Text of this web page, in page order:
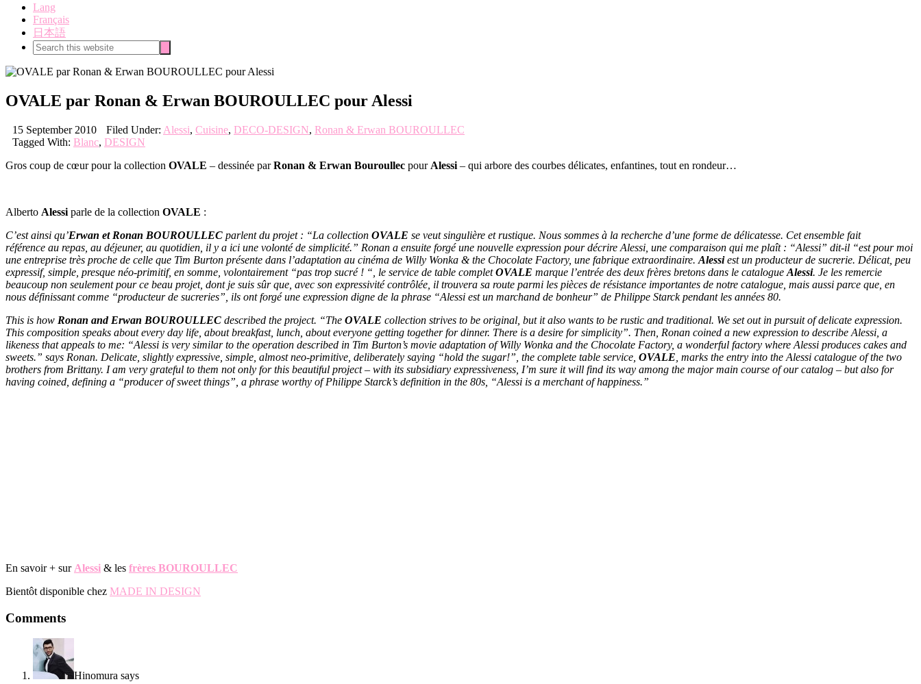
Lang
Français
日本語
Search
this
website
OVALE par Ronan & Erwan BOUROULLEC pour Alessi
15 September 2010 Filed Under: Alessi, Cuisine, DECO-DESIGN, Ronan & Erwan BOUROULLEC
Tagged With: Blanc, DESIGN
Gros coup de cœur pour la collection OVALE – dessinée parRonan & Erwan Bouroullec pour Alessi – qui arbore des courbes délicates, enfantines, tout en rondeur…
Alberto Alessi parle de la collection OVALE :
C’est ainsi qu’Erwan et Ronan BOUROULLEC parlent du projet : “La collection OVALE se veut singulière et rustique. Nous sommes à la recherche d’une forme de délicatesse. Cet ensemble fait
référence au repas, au déjeuner, au quotidien, il y a ici une volonté de simplicité.” Ronan a ensuite forgé une nouvelle expression pour décrire Alessi, une comparaison qui me plaît : “Alessi” dit-il “est pour moi
une entreprise très proche de celle que Tim Burton présente dans l’adaptation au cinéma de Willy Wonka & the Chocolate Factory, une fabrique extraordinaire. Alessiest un producteur de sucrerie. Délicat, peu
expressif, simple, presque néo-primitif, en somme, volontairement “pas trop sucré ! “, le service de table completOVALE marque l’entrée des deux frères bretons dans le catalogue Alessi. Je les remercie
beaucoup non seulement pour ce beau projet, dont je suis sûr que, avec son expressivité contrôlée, il trouvera sa route parmi les pièces de résistance importantes de notre catalogue, mais aussi parce que, en
nous définissant comme “producteur de sucreries”, ils ont forgé une expression digne de la phrase “Alessi est un marchand de bonheur” de Philippe Starck pendant les années 80.
This is how Ronan and Erwan BOUROULLEC described the project. “The OVALE collection strives to be original, but it also wants to be rustic and traditional. We set out in pursuit of delicate expression.
This composition speaks about every day life, about breakfast, lunch, about everyone getting together for dinner. There is a desire for simplicity”. Then, Ronan coined a new expression to describe Alessi, a
likeness that appeals to me: “Alessi is very similar to the operation described in Tim Burton’s movie adaptation of Willy Wonka and the Chocolate Factory, a wonderful factory where Alessi produces cakes and
sweets.” says Ronan. Delicate, slightly expressive, simple, almost neo-primitive, deliberately saying “hold the sugar!”, the complete table service, OVALE , marks the entry into the Alessi catalogue of the two
brothers from Brittany. I am very grateful to them not only for this beautiful project – with its subsidiary expressiveness, I’m sure it will find its way among the major main course of our catalog – but also for
having coined, defining a “producer of sweet things”, a phrase worthy of Philippe Starck’s definition in the 80s, “Alessi is a merchant of happiness.”
En savoir + sur Alessi & les frères BOUROULLEC
Bientôt disponible chez MADE IN DESIGN
Reader
Interactions
Comments
Hinomura says